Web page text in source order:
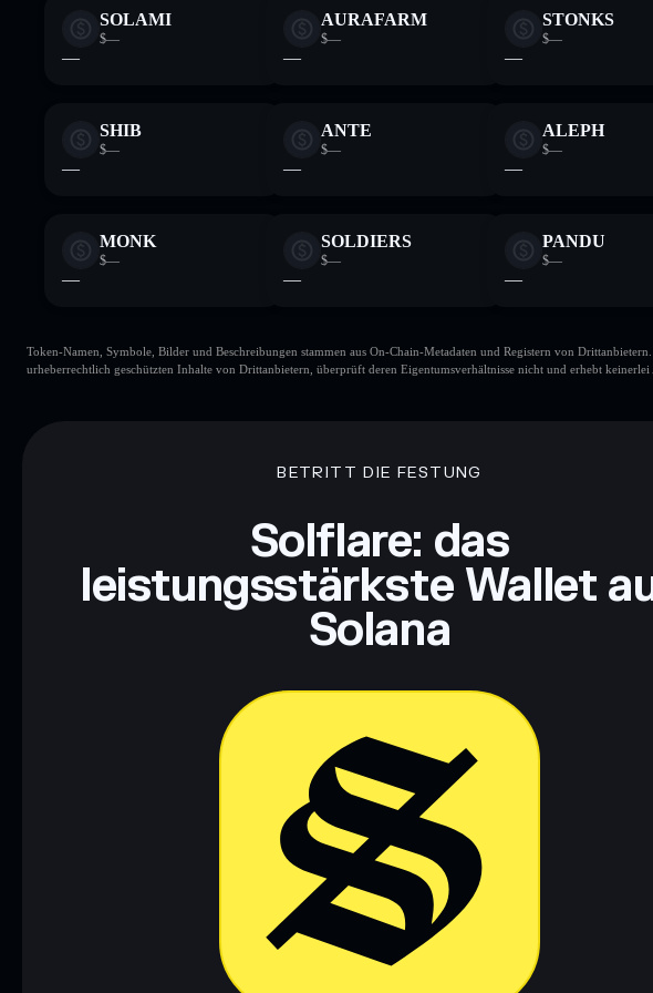
SOLAMI
$—
—
AURAFARM
$—
—
STONKS
$—
—
SHIB
$—
—
ANTE
$—
—
ALEPH
$—
—
MONK
$—
—
SOLDIERS
$—
—
PANDU
$—
—
Token-Namen, Symbole, Bilder und Beschreibungen stammen aus On-Chain-Metadaten und Registern von
urheberrechtlich geschützten Inhalte von Drittanbietern, überprüft deren Eigentumsverhältnisse nicht und erhebt keinerlei
BETRITT DIE FESTUNG
Solflare: das
leistungsstärkste Wallet
Solana